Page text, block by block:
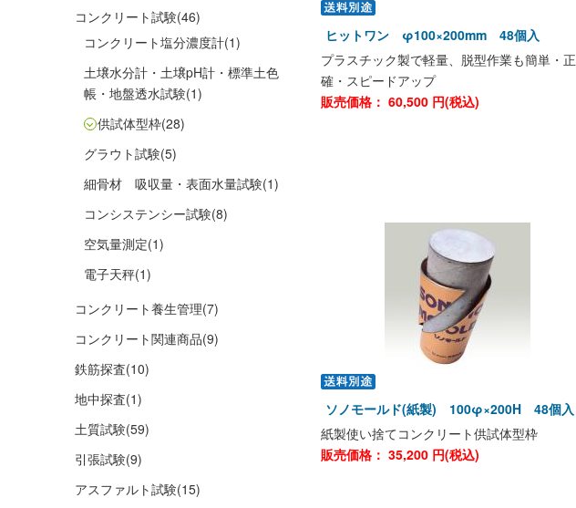
コンクリート試験(46)
コンクリート塩分濃度計(1)
土壌水分計・土壌pH計・標準土色
帳・地盤透水試験(1)
供試体型枠(28)
グラウト試験(5)
細骨材 吸収量・表面水量試験(1)
コンシステンシー試験(8)
空気量測定(1)
電子天秤(1)
コンクリート養生管理(7)
コンクリート関連商品(9)
鉄筋探査(10)
地中探査(1)
土質試験(59)
引張試験(9)
アスファルト試験(15)
ヒットワン φ100×200mm 48個入
プラスチック製で軽量、脱型作業も簡単・正
確・スピードアップ
販売価格： 60,500 円(税込)
ソノモールド(紙製) 100φ×200H 48個入
紙製使い捨てコンクリート供試体型枠
販売価格： 35,200 円(税込)